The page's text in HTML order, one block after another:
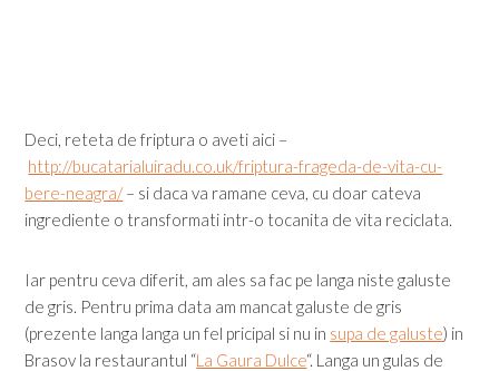
Deci, reteta de friptura o aveti aici –
http://bucatarialuiradu.co.uk/friptura-frageda-de-vita-cu-
bere-neagra/– si daca va ramane ceva, cu doar cateva
ingrediente o transformati intr-o tocanita de vita reciclata.
Iar pentru ceva diferit, am ales sa fac pe langa niste galuste
de gris. Pentru prima data am mancat galuste de gris
(prezente langa langa un fel pricipal si nu in supa de galuste) in
Brasov la restaurantul “La Gaura Dulce“. Langa un gulas de